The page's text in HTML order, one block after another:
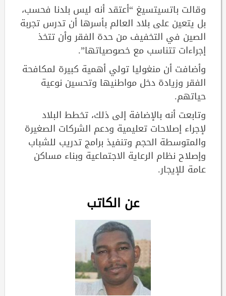
وقالت باتسيتسيغ “أعتقد أنه ليس بلدنا فحسب،
بل يتعين على بلاد العالم بأسرها أن تدرس تجربة
الصين في التخفيف من حدة الفقر وأن تتخذ
إجراءات تتناسب مع خصوصياتها”.
وأضافت أن منغوليا تولي أهمية كبيرة لمكافحة
الفقر وزيادة دخل مواطنيها وتحسين نوعية
حياتهم.
وتابعت أنه بالإضافة إلى ذلك، تخطط البلاد
لإجراء إصلاحات تعليمية ودعم الشركات الصغيرة
والمتوسطة الحجم وتنفيذ برامج تدريب للشباب
وإصلاح نظام الرعاية الاجتماعية وبناء مساكن
عامة للإيجار.
عن الكاتب